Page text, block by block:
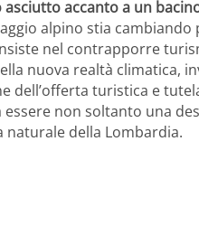
asciutto accanto a un
alpino stia
nel contrapporre
nuova realtà climatica,
dell’offerta turistica e
non soltanto una
naturale della Lombardia.